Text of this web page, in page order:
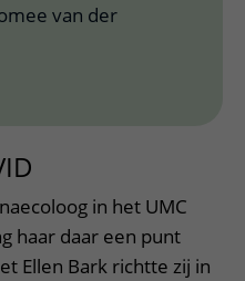
van der
in het UMC
haar daar een punt
Ellen Bark richtte zij in